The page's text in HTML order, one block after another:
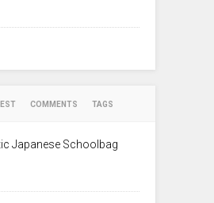
COMMENTS TAGS
Japanese Schoolbag